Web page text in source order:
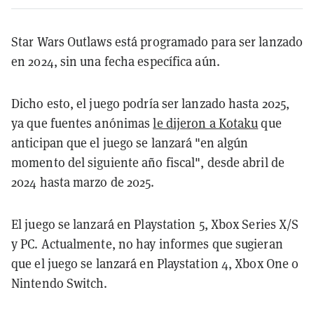
Star Wars Outlaws está programado para ser lanzado
en 2024, sin una fecha específica aún.
Dicho esto, el juego podría ser lanzado hasta 2025,
ya que fuentes anónimasle dijeron a Kotakuque
anticipan que el juego se lanzará "en algún
momento del siguiente año fiscal", desde abril de
2024 hasta marzo de 2025.
El juego se lanzará en Playstation 5, Xbox Series X/S
y PC. Actualmente, no hay informes que sugieran
que el juego se lanzará en Playstation 4, Xbox One o
Nintendo Switch.